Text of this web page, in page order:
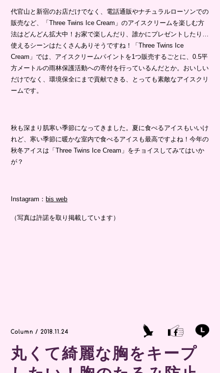
代官山と新宿のお店だけでなく、電話通販やナチュラルローソンでの
販売など、「Three Twins Ice Cream」のアイスクリームを楽しむ方
法はどんどん拡大中！お家で楽しんだり、誰かにプレゼントしたり…
使えるシーンはたくさんありそうですね！「Three Twins Ice
Cream」では、アイスクリームパイントを1つ販売するごとに、0.5平
方メートルの雨林保護活動への寄付を行っているんだとか。おいしい
だけでなく、環境保全にまで貢献できる、とっても素敵なアイスクリ
ームです。
秋も深まり肌寒い季節になってきました。夏に食べるアイスもいいけ
れど、寒い季節に暖かな室内で食べるアイスも最高ですよね！今年の
秋冬アイスは「Three Twins Ice Cream」をチョイスしてみてはいか
が？
Instagram： bis web
（写真は許諾を取り掲載しています）
Column / 2018.11.24
丸くて綺麗な胸をキープ